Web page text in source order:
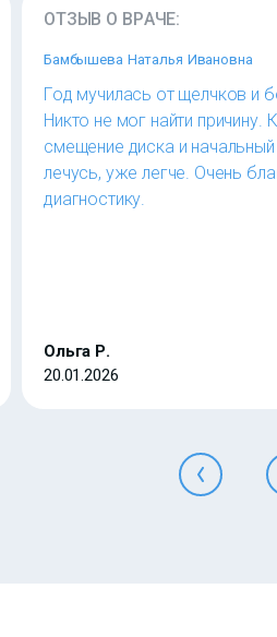
ОТЗЫВ О ВРАЧЕ:
Бамбышева Наталья Ивановна
Год мучилась от щелчков и
Никто не мог найти причину.
смещение диска и
лечусь, уже легче. Очень
диагностику.
Ольга Р.
20.01.2026